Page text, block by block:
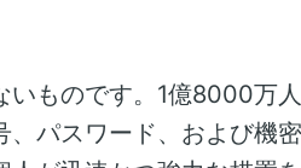
いものです。1億8000万
パスワード、および機